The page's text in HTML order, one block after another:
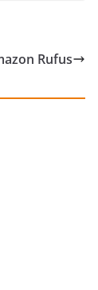
Rufus